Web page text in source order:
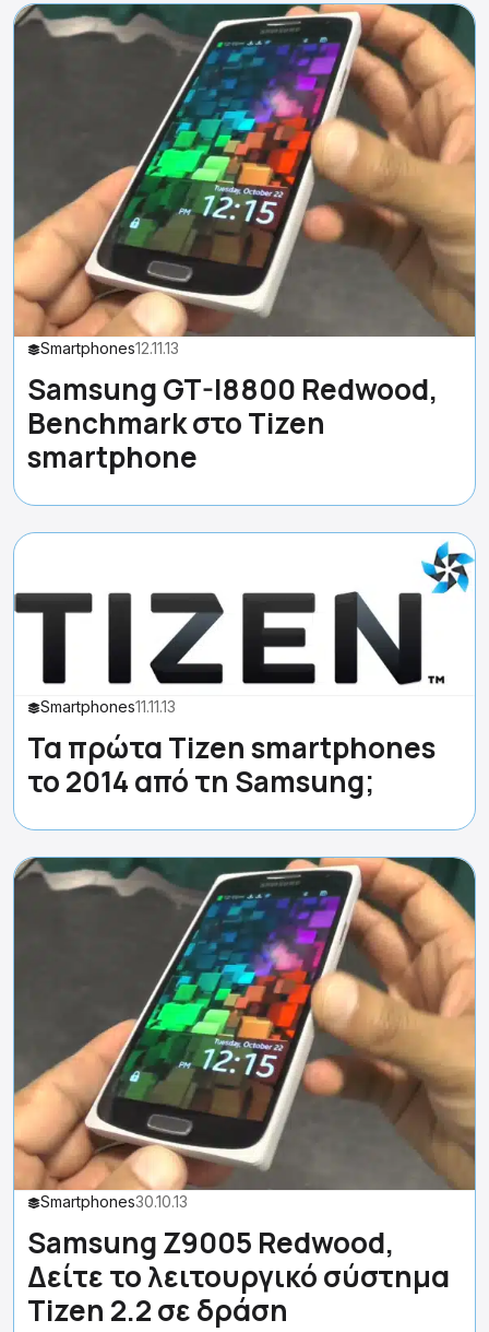
Smartphones12.11.13
Samsung GT-I8800 Redwood,
Benchmark στο Tizen
smartphone
Smartphones11.11.13
Τα πρώτα Tizen smartphones
το 2014 από τη Samsung;
Smartphones30.10.13
Samsung Z9005 Redwood,
Δείτε το λειτουργικό σύστημα
Tizen 2.2 σε δράση